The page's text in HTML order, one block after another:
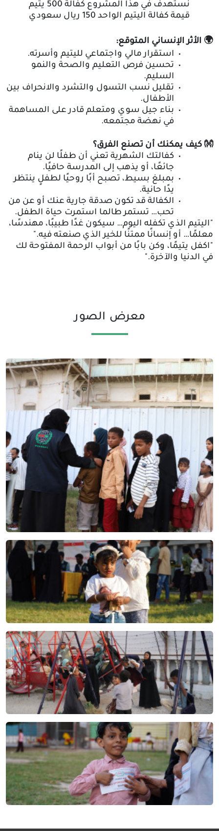
نستهدف في هذا المشروع كفالة 500 يتيم
قيمة كفالة اليتيم الواحد 150 ريال سعودي
🌍 الأثر الإنساني المتوقع:
استقرار مالي واجتماعي لليتيم وأسرته.
تحسين فرص التعليم والصحة والنمو
السليم.
تقليل نسب التسول والتشرد والانحراف بين
الأطفال.
بناء جيل سوي ومتعلم قادر على المساهمة
في نهضة مجتمعه.
👐 كيف يمكنك أن تصنع الفرق؟
كفالتك الشهرية تعني أن طفلًا لن ينام
جائعًا، أو يذهب إلى المدرسة حافيًا.
بمبلغ بسيط، تصبح أبًا روحيًا لطفلٍ ينتظر
يدًا حانية.
الكفالة قد تكون صدقة جارية عنك أو عن من
تحب… تستمر طالما استمرت حياة الطفل.
"اليتيم الذي تكفله اليوم… سيكون غدًا طبيبًا، مهندسًا،
معلمًا… أو إنسانًا ممتنًا للخير الذي صنعته فيه."
"اكفل يتيمًا، وكن بابًا من أبواب الرحمة المفتوحة لك
في الدنيا والآخرة."
معرض الصور